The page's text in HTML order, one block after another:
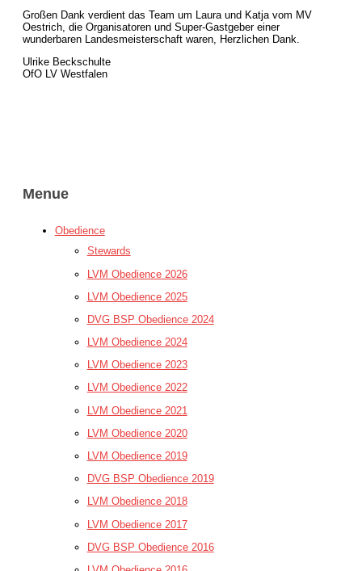
Großen Dank verdient das Team um Laura und Katja vom MV
Oestrich, die Organisatoren und Super-Gastgeber einer
wunderbaren Landesmeisterschaft waren, Herzlichen Dank.
Ulrike Beckschulte
OfO LV Westfalen
Menue
Obedience
Stewards
LVM Obedience 2026
LVM Obedience 2025
DVG BSP Obedience 2024
LVM Obedience 2024
LVM Obedience 2023
LVM Obedience 2022
LVM Obedience 2021
LVM Obedience 2020
LVM Obedience 2019
DVG BSP Obedience 2019
LVM Obedience 2018
LVM Obedience 2017
DVG BSP Obedience 2016